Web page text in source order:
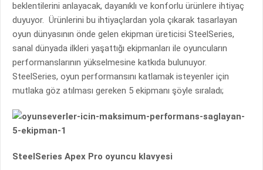
beklentilerini anlayacak, dayanıklı ve konforlu ürünlere ihtiyaç
duyuyor. Ürünlerini bu ihtiyaçlardan yola çıkarak tasarlayan
oyun dünyasının önde gelen ekipman üreticisi SteelSeries,
sanal dünyada ilkleri yaşattığı ekipmanları ile oyuncuların
performanslarının yükselmesine katkıda bulunuyor.
SteelSeries, oyun performansını katlamak isteyenler için
mutlaka göz atılması gereken 5 ekipmanı şöyle sıraladı;
SteelSeries Apex Pro oyuncu klavyesi